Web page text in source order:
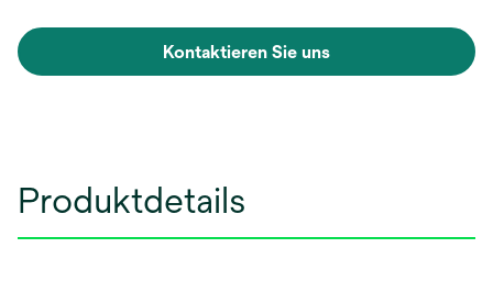
Kontaktieren Sie uns
Produktdetails